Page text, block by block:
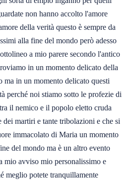
non hanno accolto l'amore
della verità questo è sempre da
alla fine del mondo però adesso
a mio parere secondo l'antico
in un momento delicato della
ma in un momento delicato questi
perché noi stiamo sotto le profezie di
il nemico e il popolo eletto cruda
dei martiri e tante tribolazioni e che si
immacolato di Maria un momento
del mondo ma è un altro evento
mio avviso mio personalissimo e
meglio potete tranquillamente